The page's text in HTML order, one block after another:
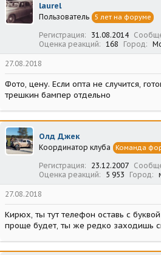
laurel
Пользователь 5 лет на форуме
Регистрация 31.08.2014
Оценка реакций
168 Город
27.08.2018
Фото, цену. Если опта не случится,
трешкин бампер отдельно
Олд Джек
Координатор клуба Команда
Регистрация 23.12.2007
Оценка реакций
5 953 Город
27.08.2018
Кирюх, ты тут телефон оставь с
проще будет, ты же редко заходишь